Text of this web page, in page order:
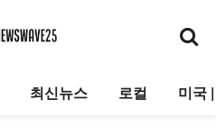
최신뉴스 로컬 미국